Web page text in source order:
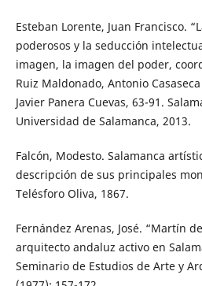
Esteban Lorente, Juan Francisco.
poderosos y la seducción
imagen, la imagen del poder,
Ruiz Maldonado, Antonio
Javier Panera Cuevas, 63-91.
Universidad de Salamanca, 2013.
Falcón, Modesto. Salamanca
descripción de sus principales
Telésforo Oliva, 1867.
Fernández Arenas, José. “Martín
arquitecto andaluz activo en
Seminario de Estudios de Arte y